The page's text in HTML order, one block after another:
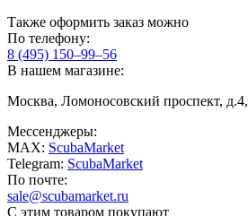
Также оформить заказ можно
По телефону:
8 (495) 150–99–56
В нашем магазине:
Москва, Ломоносовский проспект, д.4,
Мессенджеры:
MAX: ScubaMarket
Telegram: ScubaMarket
По почте:
sale@scubamarket.ru
С этим товаром покупают